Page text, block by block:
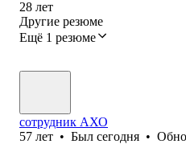
28 лет
Другие резюме
Ещё 1 резюме
сотрудник АХО
57 лет • Был сегодня •